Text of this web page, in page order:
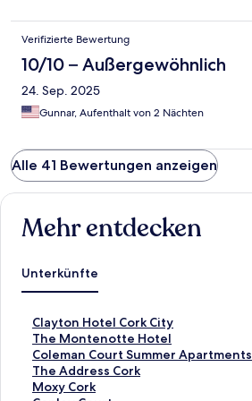
Verifizierte Bewertung
10/10 – Außergewöhnlich
24. Sep. 2025
Gunnar, Aufenthalt von 2 Nächten
Alle 41 Bewertungen anzeigen
Mehr entdecken
Unterkünfte
Clayton Hotel Cork City
L
i
n
k
,
The Montenotte Hotel
L
i
n
k
Coleman Court Summer Apartments
L
i
n
The Address Cork
L
iMoxy Cork
L